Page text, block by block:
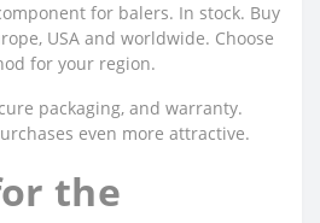
for balers. In stock. Buy
USA and worldwide. Choose
for your region.
packaging, and warranty.
even more attractive.
the